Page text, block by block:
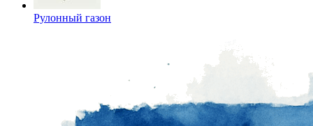
Рулонный газон